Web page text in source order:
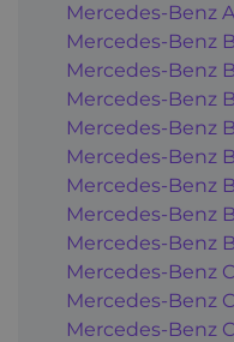
Mercedes-Benz
Mercedes-Benz
Mercedes-Benz
Mercedes-Benz
Mercedes-Benz
Mercedes-Benz
Mercedes-Benz
Mercedes-Benz
Mercedes-Benz
Mercedes-Benz
Mercedes-Benz
Mercedes-Benz